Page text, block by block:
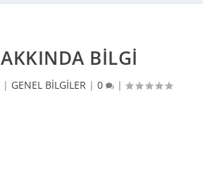
BILGI
| GENEL BİLGİLER| 0 |